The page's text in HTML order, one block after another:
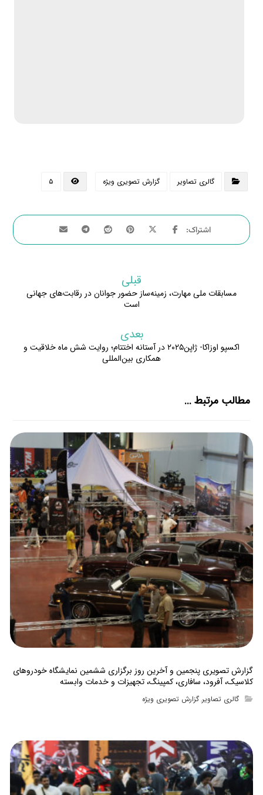
گالری تصاویر گزارش تصویری ویژه ۵
قبلی
مسابقات ملی مهارت، زمینه‌ساز حضور جوانان در رقابت‌های جهانی
است
بعدی
اکسپو اوزاکا- ژاپن۲۰۲۵ در آستانه اختتام؛ روایت شش ماه خلاقیت و
همکاری بین‌المللی
مطالب مرتبط ...
گزارش تصویری پنجمین و آخرین روز برگزاری ششمین نمایشگاه خودروهای
کلاسیک، آفرود، سافاری، کمپینگ، تجهیزات و خدمات وابسته
گالری تصاویر,گزارش تصویری ویژه